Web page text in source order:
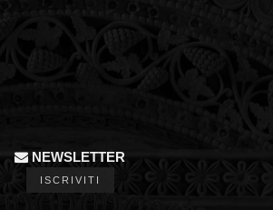
NEWSLETTER
ISCRIVITI